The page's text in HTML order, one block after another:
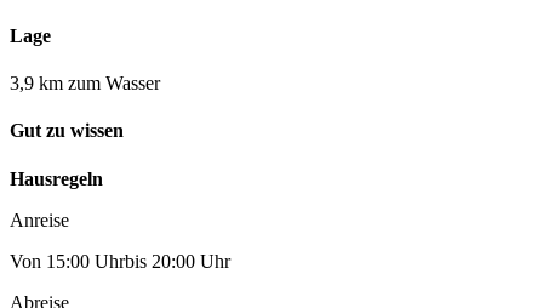
Lage
3,9 km zum Wasser
Gut zu wissen
Hausregeln
Anreise
Von 15:00 Uhrbis 20:00 Uhr
Abreise